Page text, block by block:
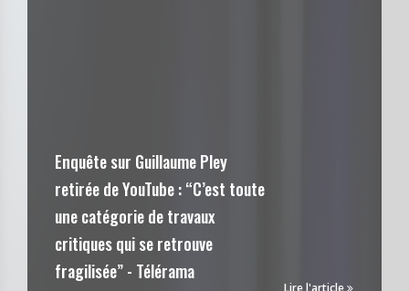
Enquête sur Guillaume Pley
retirée de YouTube : “C’est toute
une catégorie de travaux
critiques qui se retrouve
fragilisée” - Télérama
Lire l'article